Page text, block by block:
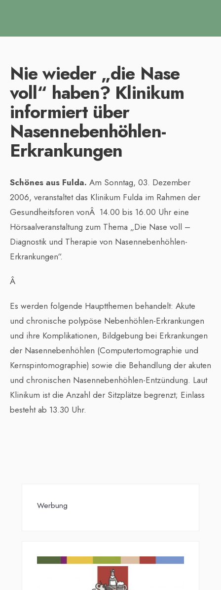
Nie wieder „die Nase
voll“ haben? Klinikum
informiert über
Nasennebenhöhlen-
Erkrankungen
Schönes aus Fulda. Am Sonntag, 03. Dezember
2006, veranstaltet das Klinikum Fulda im Rahmen der
Gesundheitsforen vonÂ 14.00 bis 16.00 Uhr eine
Hörsaalveranstaltung zum Thema „Die Nase voll –
Diagnostik und Therapie von Nasennebenhöhlen-
Erkrankungen“.
Â
Es werden folgende Hauptthemen behandelt: Akute
und chronische polypöse Nebenhöhlen-Erkrankungen
und ihre Komplikationen, Bildgebung bei Erkrankungen
der Nasennebenhöhlen (Computertomographie und
Kernspintomographie) sowie die Behandlung der akuten
und chronischen Nasennebenhöhlen-Entzündung. Laut
Klinikum ist die Anzahl der Sitzplätze begrenzt; Einlass
besteht ab 13.30 Uhr.
Werbung